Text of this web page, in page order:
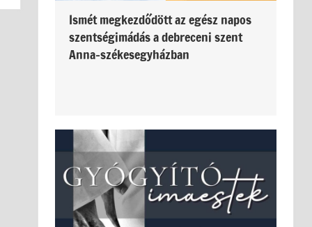
Ismét megkezdődött az egész napos
szentségimádás a debreceni szent
Anna-székesegyházban